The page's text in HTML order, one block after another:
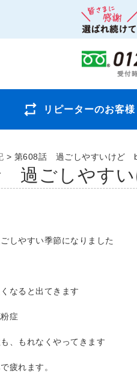
リピーターのお客様
> 第608話 過ごしやすいけど
過ごしやす
しやすい季節になりました
なると出てきます
症
、もれなくやってきます
疲れます。